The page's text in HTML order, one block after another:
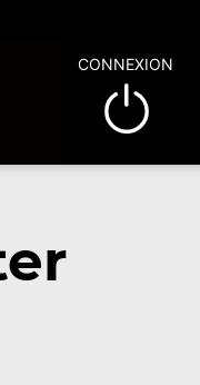
CONNEXION